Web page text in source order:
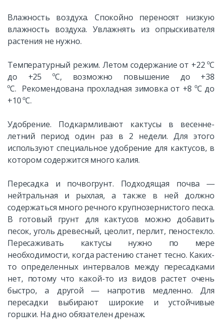
Влажность воздуха. Спокойно переносят низкую
влажность воздуха. Увлажнять из опрыскивателя
растения не нужно.
Температурный режим. Летом содержание от +22 ºС
до +25 ºС, возможно повышение до +38
ºС. Рекомендована прохладная зимовка от +8 ºС до
+10 ºС.
Удобрение. Подкармливают кактусы в весенне-
летний период один раз в 2 недели. Для этого
используют специальное удобрение для кактусов, в
котором содержится много калия.
Пересадка и почвогрунт. Подходящая почва ―
нейтральная и рыхлая, а также в ней должно
содержаться много речного крупнозернистого песка.
В готовый грунт для кактусов можно добавить
песок, уголь древесный, цеолит, перлит, пеностекло.
Пересаживать кактусы нужно по мере
необходимости, когда растению станет тесно. Каких-
то определенных интервалов между пересадками
нет, потому что какой-то из видов растет очень
быстро, а другой ― напротив медленно. Для
пересадки выбирают широкие и устойчивые
горшки. На дно обязателен дренаж.